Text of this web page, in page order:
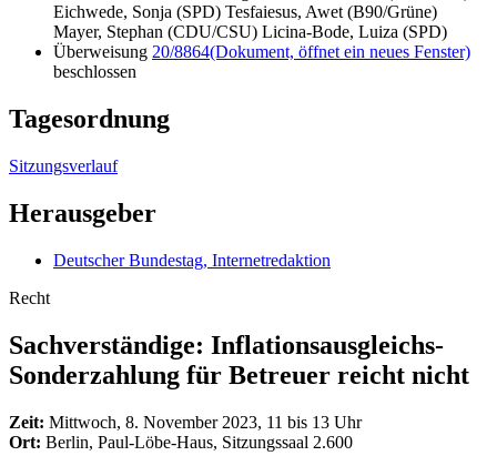
Eichwede, Sonja (SPD) Tesfaiesus, Awet (B90/Grüne)
Mayer, Stephan (CDU/CSU) Licina-Bode, Luiza (SPD)
Überweisung 20/8864(Dokument, öffnet ein neues Fenster)
beschlossen
Tagesordnung
Sitzungsverlauf
Herausgeber
Deutscher Bundestag, Internetredaktion
Recht
Sachverständige: Inflations­aus­gleichs-
Sonderzahlung für Betreuer reicht nicht
Zeit: Mittwoch, 8. November 2023, 11 bis 13 Uhr
Ort: Berlin, Paul-Löbe-Haus, Sitzungssaal 2.600